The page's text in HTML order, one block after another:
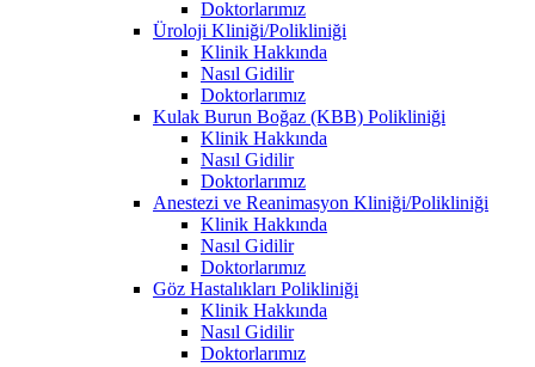
Doktorlarımız
Üroloji Kliniği/Polikliniği
Klinik Hakkında
Nasıl Gidilir
Doktorlarımız
Kulak Burun Boğaz (KBB) Polikliniği
Klinik Hakkında
Nasıl Gidilir
Doktorlarımız
Anestezi ve Reanimasyon Kliniği/Polikliniği
Klinik Hakkında
Nasıl Gidilir
Doktorlarımız
Göz Hastalıkları Polikliniği
Klinik Hakkında
Nasıl Gidilir
Doktorlarımız